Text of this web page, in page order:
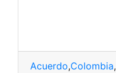
Acuerdo,Colombia,